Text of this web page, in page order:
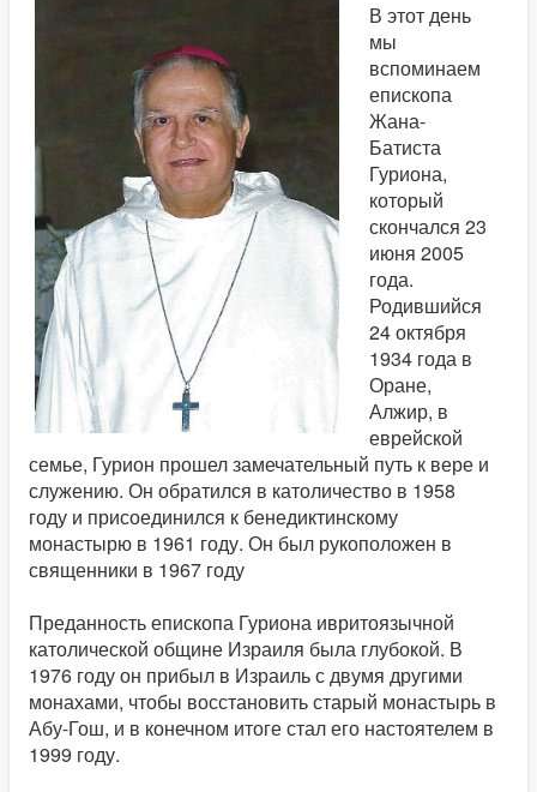
В этот день
мы
вспоминаем
епископа
Жана-
Батиста
Гуриона,
который
скончался 23
июня 2005
года.
Родившийся
24 октября
1934 года в
Оране,
Алжир, в
еврейской
семье, Гурион прошел замечательный путь к вере и
служению. Он обратился в католичество в 1958
году и присоединился к бенедиктинскому
монастырю в 1961 году. Он был рукоположен в
священники в 1967 году
Преданность епископа Гуриона ивритоязычной
католической общине Израиля была глубокой. В
1976 году он прибыл в Израиль с двумя другими
монахами, чтобы восстановить старый монастырь в
Абу-Гош, и в конечном итоге стал его настоятелем в
1999 году.